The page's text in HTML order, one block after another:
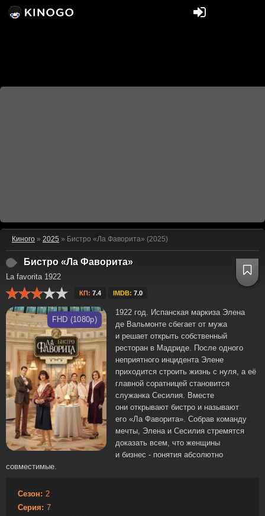
Киного » 2025 » Бистро «Ла Фаворита» (2025)
Бистро «Ла Фаворита»
La favorita 1922
КП: 7.4 IMDB: 7.0
FHD (1080p)
1922 год. Испанская маркиза Элена
де Вальмонте сбегает от мужа
и решает открыть собственный
ресторан в Мадриде. После одного
неприятного инцидента Элене
приходится строить жизнь с нуля, а её
главной соратницей становится
служанка Сесилия. Вместе
они открывают бистро и называют
его «Ла Фаворита». Собрав команду
мечты, Элена и Сесилия стремятся
доказать всем, что женщины
и бизнес - понятия абсолютно
совместимые.
Сезон: 2
Серия: 7